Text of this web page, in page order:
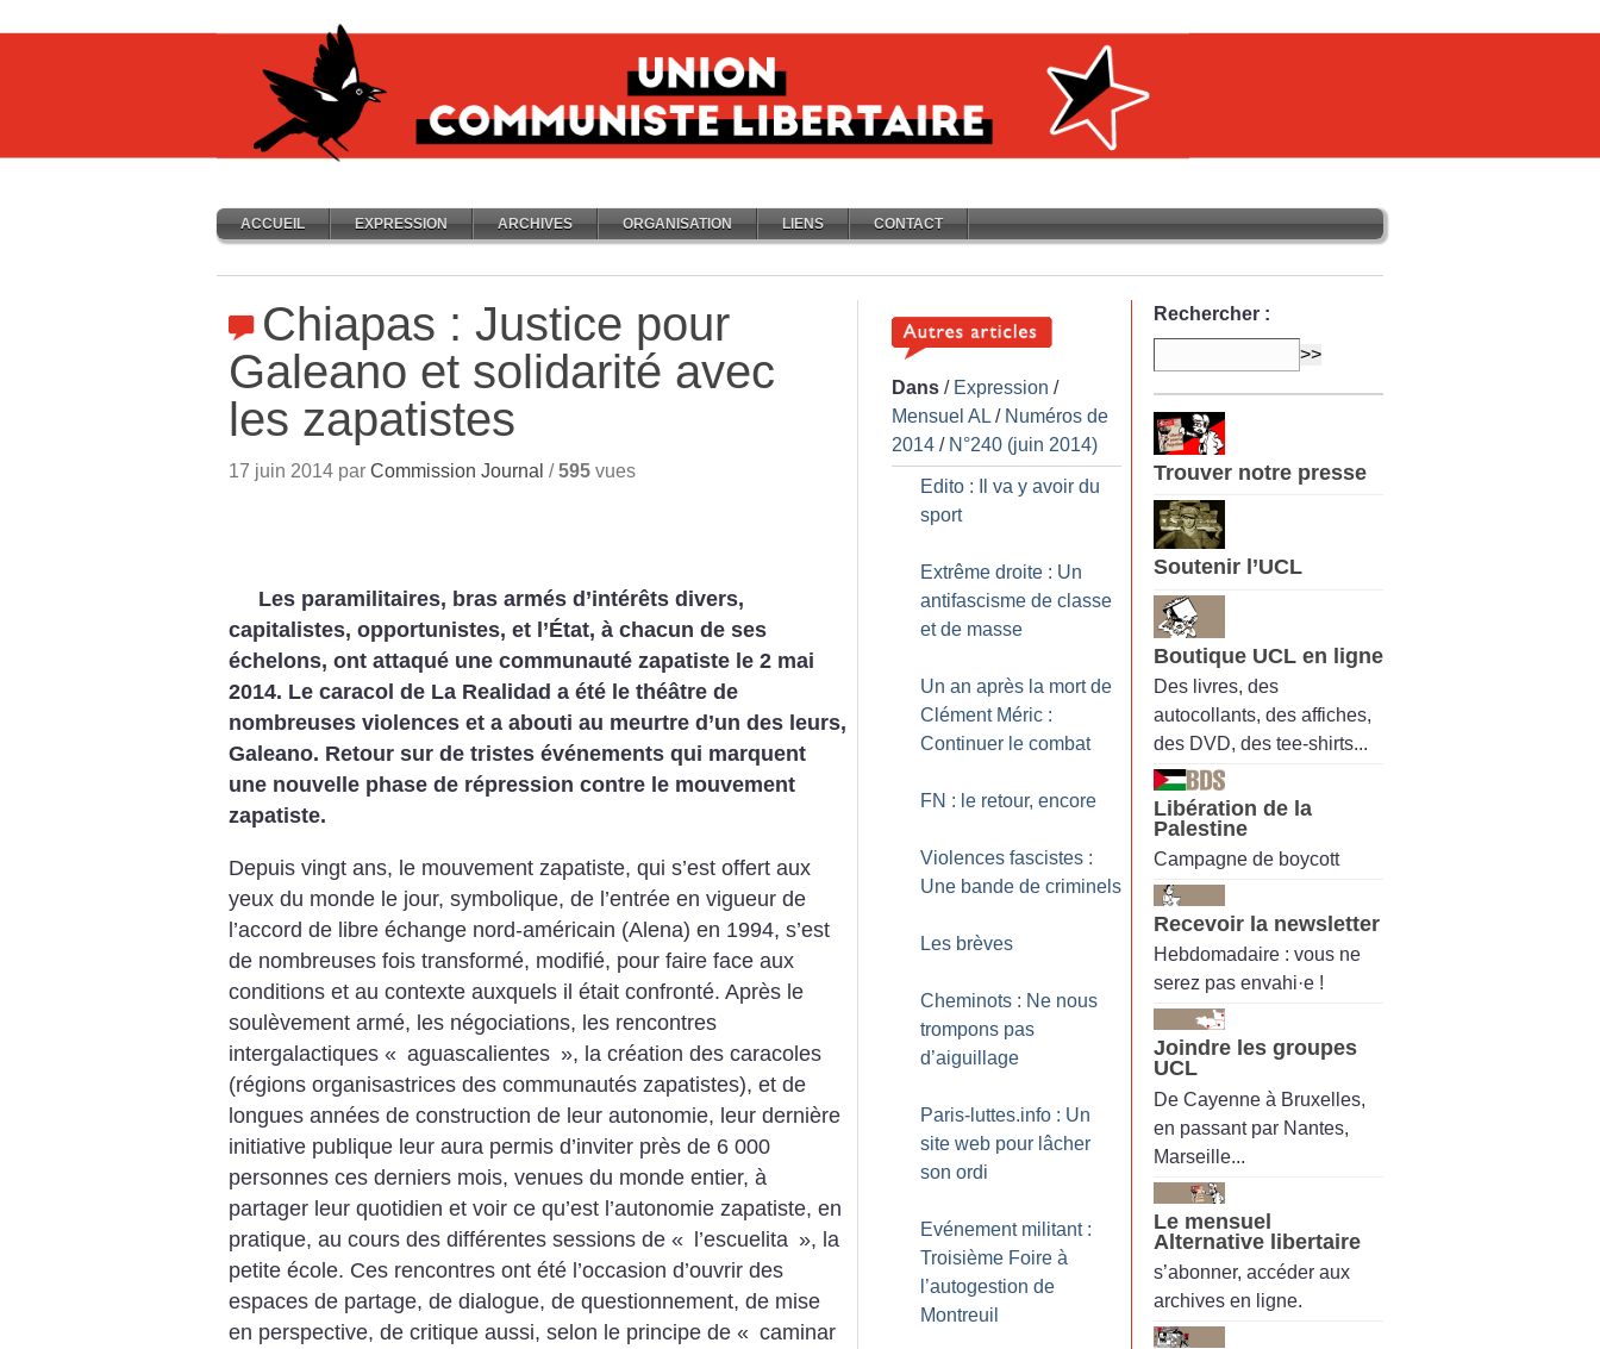
ACCUEIL EXPRESSION ARCHIVES ORGANISATION LIENS CONTACT
Chiapas : Justice pour
Galeano et solidarité avec
les zapatistes
17 juin 2014 par Commission Journal /595 vues
Les paramilitaires, bras armés d’intérêts divers,
capitalistes, opportunistes, et l’État, à chacun de ses
échelons, ont attaqué une communauté zapatiste le 2 mai
2014. Le caracol de La Realidad a été le théâtre de
nombreuses violences et a abouti au meurtre d’un des leurs,
Galeano. Retour sur de tristes événements qui marquent
une nouvelle phase de répression contre le mouvement
zapatiste.
Depuis vingt ans, le mouvement zapatiste, qui s’est offert aux
yeux du monde le jour, symbolique, de l’entrée en vigueur de
l’accord de libre échange nord-américain (Alena) en 1994, s’est
de nombreuses fois transformé, modifié, pour faire face aux
conditions et au contexte auxquels il était confronté. Après le
soulèvement armé, les négociations, les rencontres
intergalactiques « aguascalientes », la création des caracoles
(régions organisastrices des communautés zapatistes), et de
longues années de construction de leur autonomie, leur dernière
initiative publique leur aura permis d’inviter près de 6 000
personnes ces derniers mois, venues du monde entier, à
partager leur quotidien et voir ce qu’est l’autonomie zapatiste, en
pratique, au cours des différentes sessions de « l’escuelita », la
petite école. Ces rencontres ont été l’occasion d’ouvrir des
espaces de partage, de dialogue, de questionnement, de mise
en perspective, de critique aussi, selon le principe de « caminar
Dans / Expression /
Mensuel AL / Numéros de
2014 / N°240 (juin 2014)
Edito : Il va y avoir du
sport
Extrême droite : Un
antifascisme de classe
et de masse
Un an après la mort de
Clément Méric :
Continuer le combat
FN : le retour, encore
Violences fascistes :
Une bande de criminels
Les brèves
Cheminots : Ne nous
trompons pas
d’aiguillage
Paris-luttes.info : Un
site web pour lâcher
son ordi
Evénement militant :
Troisième Foire à
l’autogestion de
Montreuil
Rechercher :
Trouver notre presse
Soutenir l’UCL
Boutique UCL en ligne
Des livres, des
autocollants, des affiches,
des DVD, des tee-shirts...
Libération de la
Palestine
Campagne de boycott
Recevoir la newsletter
Hebdomadaire : vous ne
serez pas envahi·e !
Joindre les groupes
UCL
De Cayenne à Bruxelles,
en passant par Nantes,
Marseille...
Le mensuel
Alternative libertaire
s’abonner, accéder aux
archives en ligne.